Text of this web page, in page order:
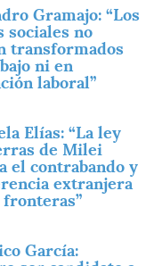
Gramajo: “Los
sociales no
transformados
ni en
laboral”
Elías: “La ley
de Milei
el contrabando y
extranjera
fronteras”
García: